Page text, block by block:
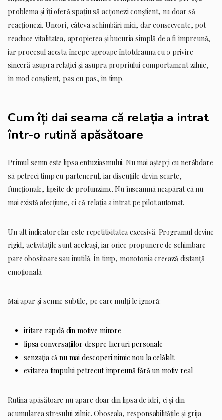
problema și îți oferă spațiu să acționezi conștient, nu doar să
reacționezi. Uneori, câteva schimbări mici, dar consecvente, pot
readuce vitalitatea, apropierea și bucuria simplă de a fi împreună,
iar procesul acesta începe aproape întotdeauna cu o privire
sinceră asupra relației și asupra propriului comportament zilnic,
în mod conștient, pas cu pas, în timp.
Cum îți dai seama că relația a intrat
într-o rutină apăsătoare
Primul semn este lipsa entuziasmului. Nu mai aștepți cu nerăbdare
să petreci timp cu partenerul, iar discuțiile devin scurte,
funcționale, lipsite de profunzime. Nu înseamnă neapărat că nu
mai există afecțiune, ci că relația a intrat pe pilot automat.
Un alt indicator clar este repetitivitatea excesivă. Programul devine
rigid, activitățile sunt aceleași, iar orice propunere de schimbare
pare obositoare sau inutilă. În timp, monotonia creează distanță
emoțională.
Mai apar și semne subtile, pe care mulți le ignoră:
iritare rapidă din motive minore
lipsa conversațiilor despre lucruri personale
senzația că nu mai descoperi nimic nou la celălalt
evitarea timpului petrecut împreună fără un motiv real
Rutina apăsătoare nu apare doar din lipsa de idei, ci și din
acumularea stresului zilnic. Oboseala, responsabilitățile și grija